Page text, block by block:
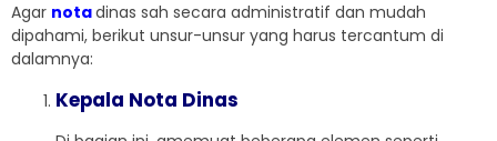
Agar notadinas sah secara administratif dan mudah
dipahami, berikut unsur-unsur yang harus tercantum di
dalamnya:
Kepala Nota Dinas